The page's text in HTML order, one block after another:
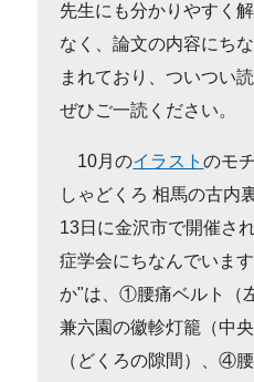
先生にも分かりやすく
なく、論文の内容にち
まれており、ついつい
ぜひご一読ください。
10月のイラストのモ
しゃどくろ 相馬の古内
13日に金沢市で開催さ
症学会にちなんでいま
か"は、①腰痛ベルト（
兼六園の徽軫灯籠（中
（どくろの隙間）、④